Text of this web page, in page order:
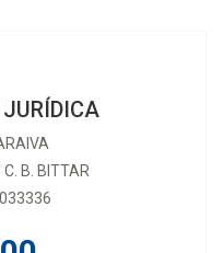
C. B. BITTAR